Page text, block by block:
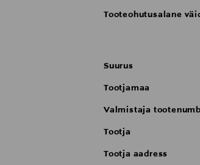
Tooteohutusalane
Suurus
Tootjamaa
Valmistaja
Tootja
Tootja aadress